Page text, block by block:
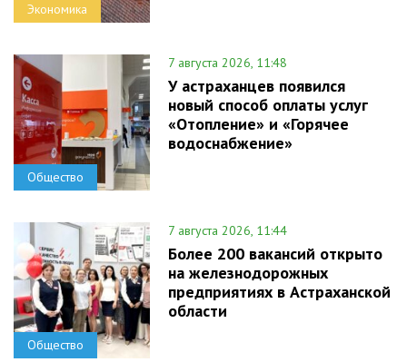
Экономика
Общество
7 августа 2026, 11:48
У астраханцев появился
новый способ оплаты услуг
«Отопление» и «Горячее
водоснабжение»
Общество
7 августа 2026, 11:44
Более 200 вакансий открыто
на железнодорожных
предприятиях в Астраханской
области